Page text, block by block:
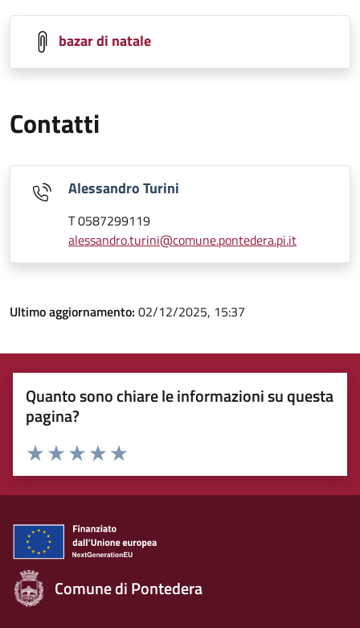
bazar di natale
Contatti
Alessandro Turini
T 0587299119
alessandro.turini@comune.pontedera.pi.it
Ultimo aggiornamento: 02/12/2025, 15:37
Quanto sono chiare le informazioni su questa
pagina?
Rating:
Valuta 5 stelle su 5
Valuta 4 stelle su 5
Valuta 3 stelle su 5
Valuta 2 stelle su 5
Valuta 1 stelle su 5
Comune di Pontedera